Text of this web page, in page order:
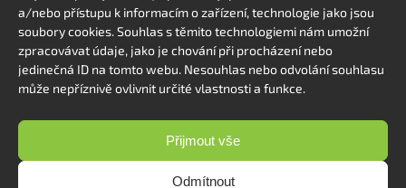
a/nebo přístupu k informacím o zařízení, technologie jako jsou
soubory cookies. Souhlas s těmito technologiemi nám umožní
zpracovávat údaje, jako je chování při procházení nebo
jedinečná ID na tomto webu. Nesouhlas nebo odvolání souhlasu
může nepříznivě ovlivnit určité vlastnosti a funkce.
Přijmout vše
Odmítnout
+420 778 222 800
Kontakt